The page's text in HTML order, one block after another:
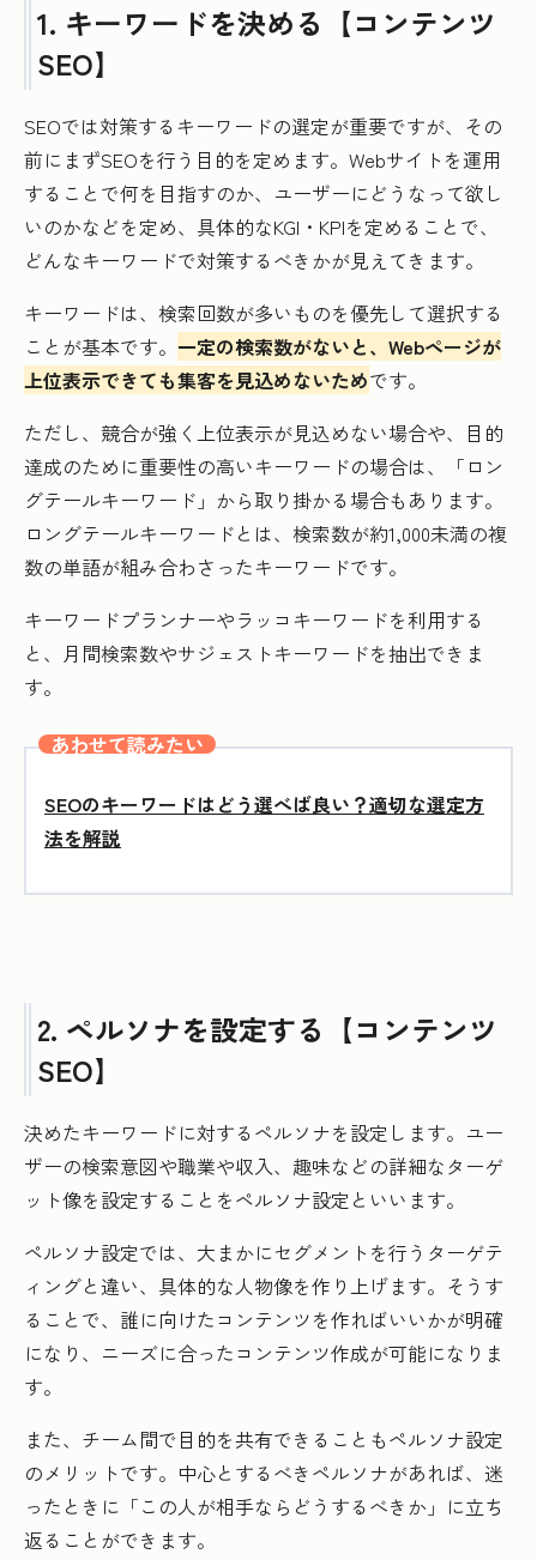
1. キーワードを決める【コンテンツ
SEO】
SEOでは対策するキーワードの選定が重要ですが、その
前にまずSEOを行う目的を定めます。Webサイトを運用
することで何を目指すのか、ユーザーにどうなって欲し
いのかなどを定め、具体的なKGI・KPIを定めることで、
どんなキーワードで対策するべきかが見えてきます。
キーワードは、検索回数が多いものを優先して選択する
ことが基本です。 一定の検索数がないと、Webページが
上位表示できても集客を見込めないためです。
ただし、競合が強く上位表示が見込めない場合や、目的
達成のために重要性の高いキーワードの場合は、「ロン
グテールキーワード」から取り掛かる場合もあります。
ロングテールキーワードとは、検索数が約1,000未満の複
数の単語が組み合わさったキーワードです。
キーワードプランナーやラッコキーワードを利用する
と、月間検索数やサジェストキーワードを抽出できま
す。
あわせて読みたい
SEOのキーワードはどう選べば良い？適切な選定方
法を解説
2. ペルソナを設定する【コンテンツ
SEO】
決めたキーワードに対するペルソナを設定します。ユー
ザーの検索意図や職業や収入、趣味などの詳細なターゲ
ット像を設定することをペルソナ設定といいます。
ペルソナ設定では、大まかにセグメントを行うターゲテ
ィングと違い、具体的な人物像を作り上げます。そうす
ることで、誰に向けたコンテンツを作ればいいかが明確
になり、ニーズに合ったコンテンツ作成が可能になりま
す。
また、チーム間で目的を共有できることもペルソナ設定
のメリットです。中心とするべきペルソナがあれば、迷
ったときに「この人が相手ならどうするべきか」に立ち
返ることができます。